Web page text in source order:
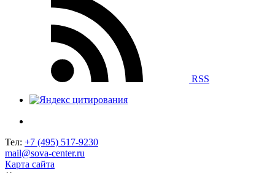
RSS
Тел: +7 (495) 517-9230
mail@sova-center.ru
Карта сайта